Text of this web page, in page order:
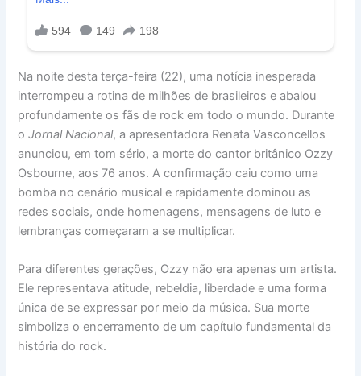
Na noite desta terça-feira (22), uma notícia inesperada
interrompeu a rotina de milhões de brasileiros e abalou
profundamente os fãs de rock em todo o mundo. Durante
oJornal Nacional, a apresentadora Renata Vasconcellos
anunciou, em tom sério, a morte do cantor britânico Ozzy
Osbourne, aos 76 anos. A confirmação caiu como uma
bomba no cenário musical e rapidamente dominou as
redes sociais, onde homenagens, mensagens de luto e
lembranças começaram a se multiplicar.
Para diferentes gerações, Ozzy não era apenas um artista.
Ele representava atitude, rebeldia, liberdade e uma forma
única de se expressar por meio da música. Sua morte
simboliza o encerramento de um capítulo fundamental da
história do rock.